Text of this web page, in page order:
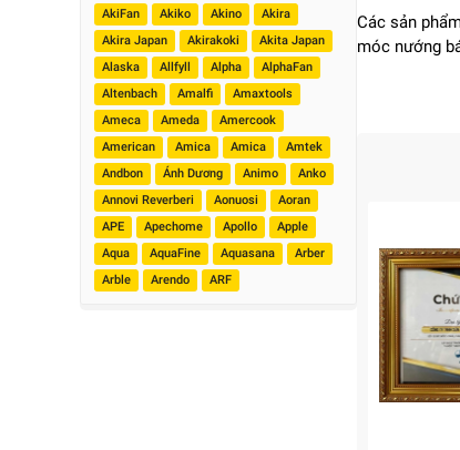
AkiFan
Akiko Akino
Akira
Akira Japan
Akirakoki
Akita Japan
Alaska
Allfyll Alpha
AlphaFan
Altenbach
Amalfi
Amaxtools
Ameca
Ameda
Amercook
American
Amica Amica
Amtek
Andbon
Ánh Dương Animo
Anko
Annovi Reverberi
Aonuosi
Aoran
APE
Apechome Apollo
Apple
Aqua
AquaFine Aquasana
Arber
Arble
Arendo ARF
Các sản
móc nướng